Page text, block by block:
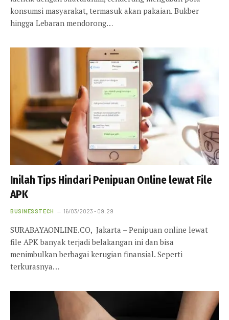
konsumsi masyarakat, termasuk akan pakaian. Bukber
hingga Lebaran mendorong…
Inilah Tips Hindari Penipuan Online lewat File
APK
BUSINESSTECH 16/03/2023 - 09:29
SURABAYAONLINE.CO, Jakarta – Penipuan online lewat
file APK banyak terjadi belakangan ini dan bisa
menimbulkan berbagai kerugian finansial. Seperti
terkurasnya…